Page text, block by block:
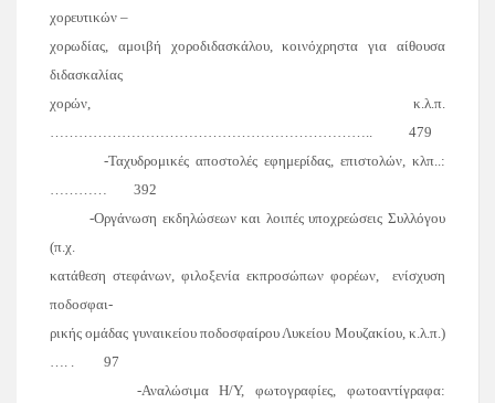
χορευτικών –
χορωδίας, αμοιβή χοροδιδασκάλου, κοινόχρηστα για αίθουσα
διδασκαλίας
χορών, κ.λ.π.
…………………………………………………………..
479
-Ταχυδρομικές αποστολές εφημερίδας, επιστολών, κλπ..:
…………
392
-Οργάνωση εκδηλώσεων και λοιπές υποχρεώσεις Συλλόγου
(π.χ.
κατάθεση στεφάνων, φιλοξενία εκπροσώπων φορέων,
ενίσχυση
ποδοσφαι-
ρικής ομάδας γυναικείου ποδοσφαίρου Λυκείου Μουζακίου, κ.λ.π.)
…. .
97
-Αναλώσιμα Η/Υ, φωτογραφίες, φωτοαντίγραφα: